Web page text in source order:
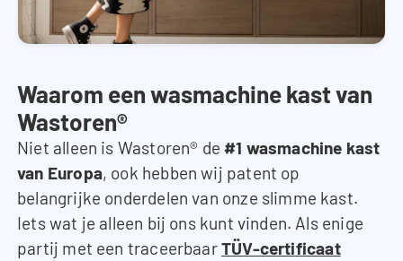
Waarom een wasmachine kast van
Wastoren®
Niet alleen is Wastoren® de #1 wasmachine kast
van Europa, ook hebben wij patent op
belangrijke onderdelen van onze slimme kast.
Iets wat je alleen bij ons kunt vinden. Als enige
partij met een traceerbaarTÜV-certificaat